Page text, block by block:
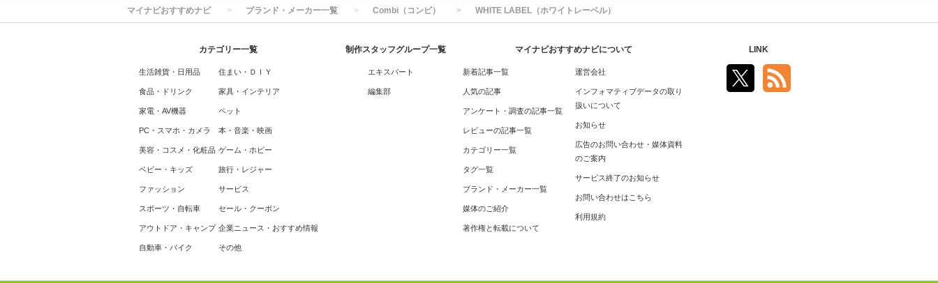
マイナビおすすめナビ ブランド・メーカー一覧 Combi（コンビ） WHITE LABEL（ホワイトレーベル）
カテゴリー一覧
生活雑貨・日用品
食品・ドリンク
家電・AV機器
PC・スマホ・カメラ
美容・コスメ・化粧品
ベビー・キッズ
ファッション
スポーツ・自転車
アウトドア・キャンプ
自動車・バイク
住まい・ＤＩＹ
家具・インテリア
ペット
本・音楽・映画
ゲーム・ホビー
旅行・レジャー
サービス
セール・クーポン
企業ニュース・おすすめ情報
その他
制作スタッフグループ一覧
エキスパート
編集部
マイナビおすすめナビについて
新着記事一覧
人気の記事
アンケート・調査の記事一覧
レビューの記事一覧
カテゴリー一覧
タグ一覧
ブランド・メーカー一覧
媒体のご紹介
著作権と転載について
運営会社
インフォマティブデータの取り
扱いについて
お知らせ
広告のお問い合わせ・媒体資料
のご案内
サービス終了のお知らせ
お問い合わせはこちら
利用規約
LINK